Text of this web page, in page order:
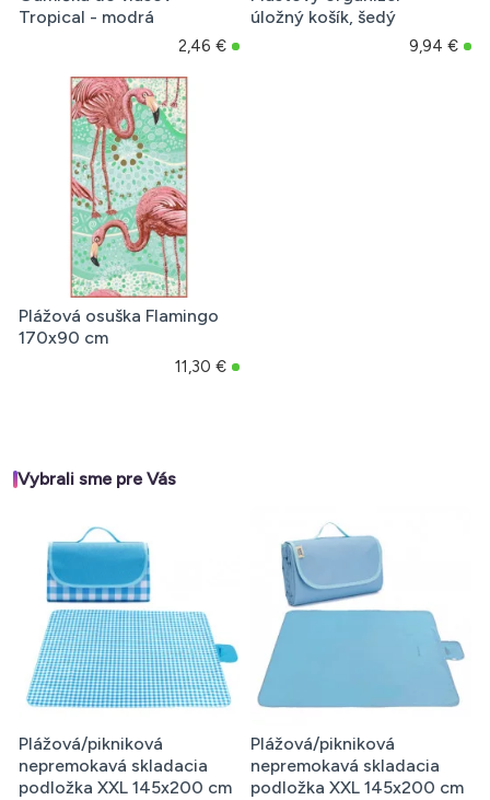
Tropical - modrá
2,46 €
úložný košík, šedý
9,94 €
Plážová osuška Flamingo
170x90 cm
11,30 €
Vybrali sme pre Vás
Plážová/pikniková
nepremokavá skladacia
podložka XXL 145x200 cm
Plážová/pikniková
nepremokavá skladacia
podložka XXL 145x200 cm